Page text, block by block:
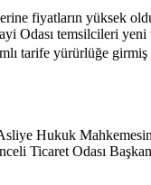
fiyatların yüksek
Odası temsilcileri
tarife yürürlüğe
Hukuk
Ticaret Odası